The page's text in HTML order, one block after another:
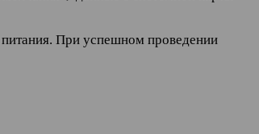
питания. При успешном проведении